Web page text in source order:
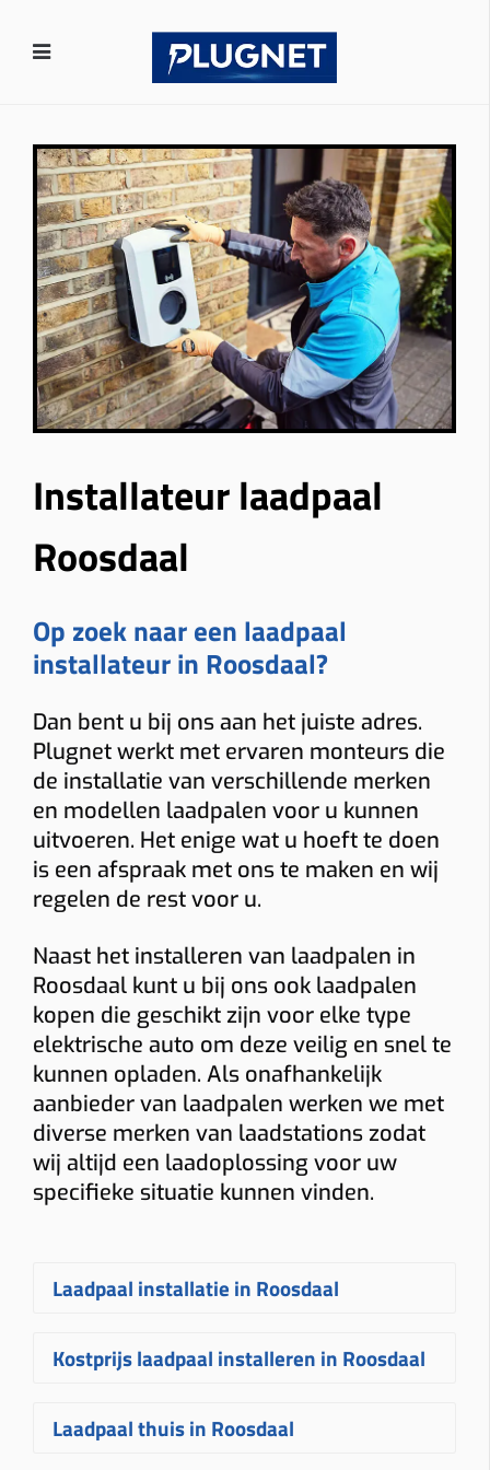
Installateur laadpaal
Roosdaal
Op zoek naar een laadpaal
installateur in Roosdaal?
Dan bent u bij ons aan het juiste adres.
Plugnet werkt met ervaren monteurs die
de installatie van verschillende merken
en modellen laadpalen voor u kunnen
uitvoeren. Het enige wat u hoeft te doen
is een afspraak met ons te maken en wij
regelen de rest voor u.
Naast het installeren van laadpalen in
Roosdaal kunt u bij ons ook laadpalen
kopen die geschikt zijn voor elke type
elektrische auto om deze veilig en snel te
kunnen opladen. Als onafhankelijk
aanbieder van laadpalen werken we met
diverse merken van laadstations zodat
wij altijd een laadoplossing voor uw
specifieke situatie kunnen vinden.
Laadpaal installatie in Roosdaal
Een
laadpaal laten installeren in
Roosdaalgebeurt bij Plugnet volledig
snel een vrijblijvendeofferte
Kostprijs laadpaal installeren in Roosdaal
De
prijs voor een laadpaal installeren
in Roosdaal hangt af van
Laadpaal thuis in Roosdaal